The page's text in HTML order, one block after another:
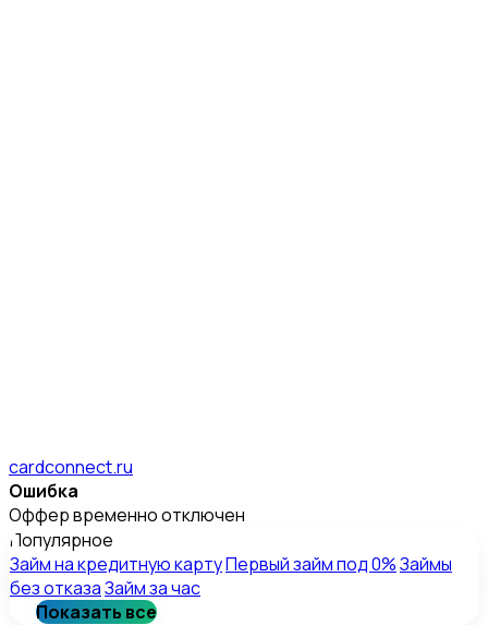
cardconnect.ru
Ошибка
Оффер временно отключен
Популярное
Займ на кредитную картуПервый займ под 0%Займы
без отказаЗайм за час
Показать все